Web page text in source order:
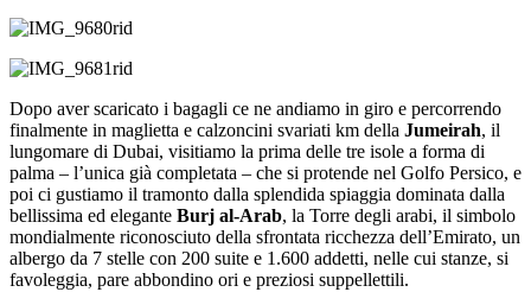
Dopo aver scaricato i bagagli ce ne andiamo in giro e percorrendo
finalmente in maglietta e calzoncini svariati km della Jumeirah, il
lungomare di Dubai, visitiamo la prima delle tre isole a forma di
palma – l’unica già completata – che si protende nel Golfo Persico, e
poi ci gustiamo il tramonto dalla splendida spiaggia dominata dalla
bellissima ed elegante Burj al-Arab, la Torre degli arabi, il simbolo
mondialmente riconosciuto della sfrontata ricchezza dell’Emirato, un
albergo da 7 stelle con 200 suite e 1.600 addetti, nelle cui stanze, si
favoleggia, pare abbondino ori e preziosi suppellettili.